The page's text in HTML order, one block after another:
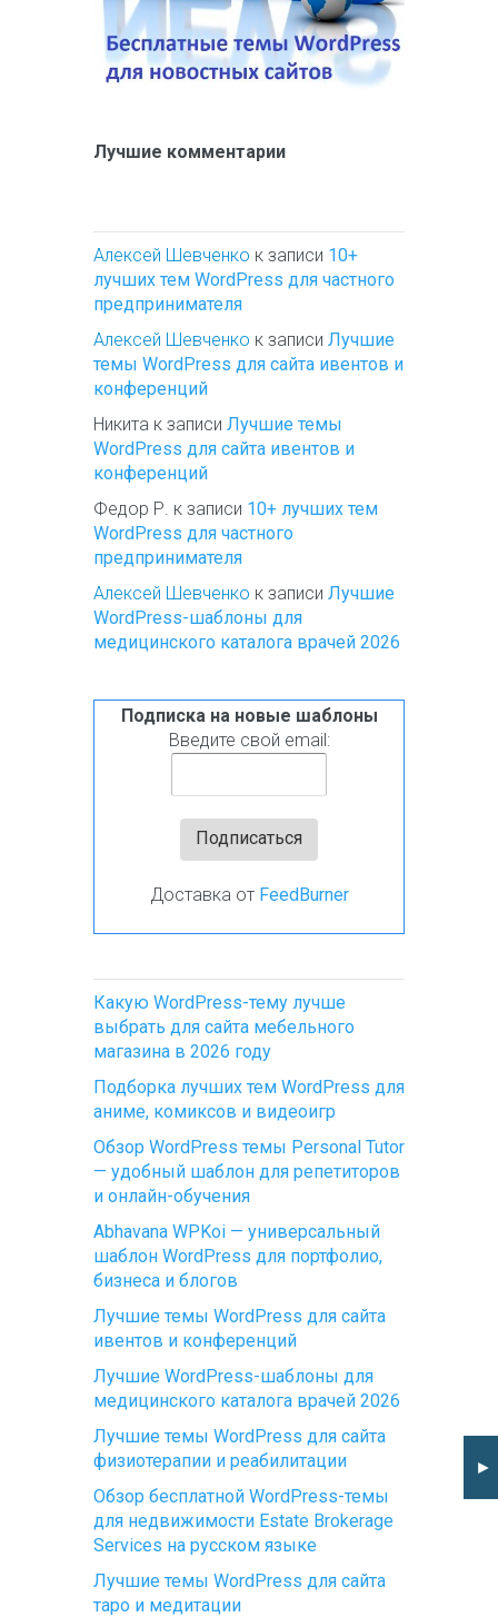
Лучшие комментарии
Алексей Шевченко к записи 10+
лучших тем WordPress для частного
предпринимателя
Алексей Шевченко к записи Лучшие
темы WordPress для сайта ивентов и
конференций
Никита к записи Лучшие темы
WordPress для сайта ивентов и
конференций
Федор Р. к записи 10+ лучших тем
WordPress для частного
предпринимателя
Алексей Шевченко к записи Лучшие
WordPress-шаблоны для
медицинского каталога врачей 2026
Подписка на новые шаблоны
Введите свой email:
Доставка от FeedBurner
Какую WordPress-тему лучше
выбрать для сайта мебельного
магазина в 2026 году
Подборка лучших тем WordPress для
аниме, комиксов и видеоигр
Обзор WordPress темы Personal Tutor
— удобный шаблон для репетиторов
и онлайн-обучения
Abhavana WPKoi — универсальный
шаблон WordPress для портфолио,
бизнеса и блогов
Лучшие темы WordPress для сайта
ивентов и конференций
Лучшие WordPress-шаблоны для
медицинского каталога врачей 2026
Лучшие темы WordPress для сайта
физиотерапии и реабилитации
Обзор бесплатной WordPress-темы
для недвижимости Estate Brokerage
Services на русском языке
Лучшие темы WordPress для сайта
таро и медитации
►